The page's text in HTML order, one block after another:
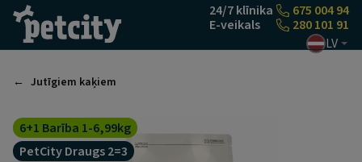
Pāriet uz saturu24/7 klīnika
675 004 94
E-veikals
280 101 91
LV
Jutīgiem kaķiem
6+1 Barība 1-6,99kg
PetCity Draugs 2=3